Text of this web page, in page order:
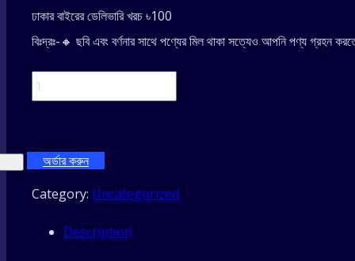
ঢাকার বাইরের ডেলিভারি খরচ ৳100
বিঃদ্রঃ-🔸 ছবি এবং বর্ণনার সাথে পণ্যের মিল থাকা সত্যেও আপনি পণ্য গ্রহন
105*105cm
Time
Baby
Water
অর্ডার করুন
Category: Uncategorized
Description